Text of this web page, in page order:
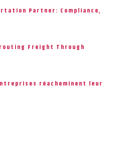
Partner: Compliance,
Freight Through
réacheminent leur